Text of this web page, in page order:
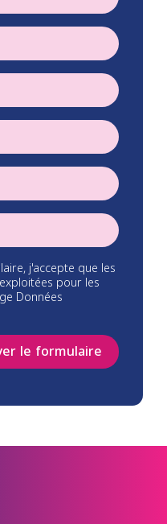
j'accepte que les
pour les
Données
le formulaire